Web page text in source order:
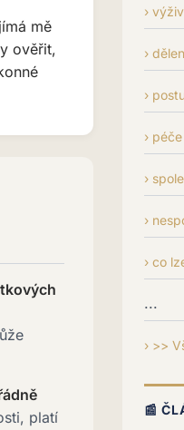
mě
ověřit,
platí
co
...
>>
📰